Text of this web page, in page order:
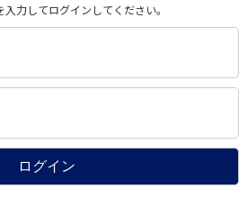
力してログインしてください。